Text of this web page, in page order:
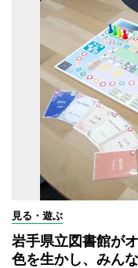
見る・遊ぶ
岩手県立図書館が
色を生かし、みん